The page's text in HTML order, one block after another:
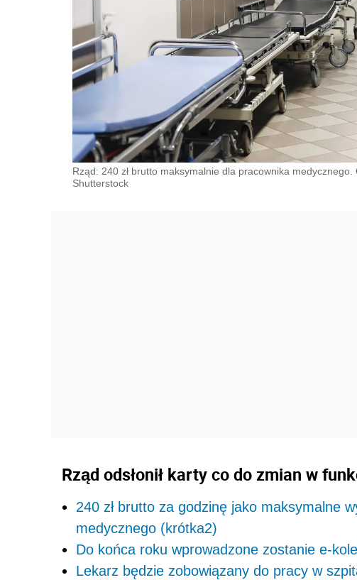
Rząd: 240 zł brutto maksymalnie dla pracownika
Shutterstock
Rząd odsłonił karty co do zmian w
240 zł brutto za godzinę jako maksymalne
medycznego (krótka2)
Do końca roku wprowadzone zostanie e-
Lekarz będzie zobowiązany do pracy w